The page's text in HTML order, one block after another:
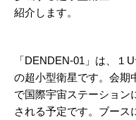
紹介します。
「DENDEN-01」は、１
の超小型衛星です。会期
で国際宇宙ステーション
される予定です。ブース